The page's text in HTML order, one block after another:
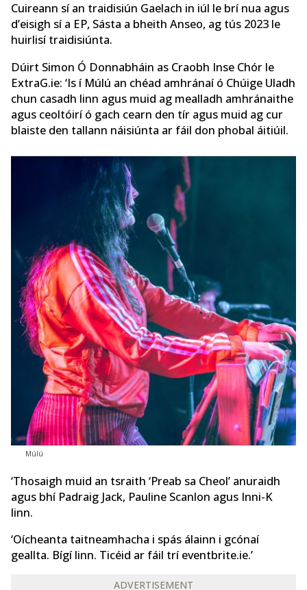
Cuireann sí an traidisiún Gaelach in iúl le brí nua agus
d’eisigh sí a EP, Sásta a bheith Anseo, ag tús 2023 le
huirlisí traidisiúnta.
Dúirt Simon Ó Donnabháin as Craobh Inse Chór le
ExtraG.ie: ‘Is í Múlú an chéad amhránaí ó Chúige Uladh
chun casadh linn agus muid ag mealladh amhránaithe
agus ceoltóirí ó gach cearn den tír agus muid ag cur
blaiste den tallann náisiúnta ar fáil don phobal áitiúil.
Múlú
‘Thosaigh muid an tsraith ‘Preab sa Cheol’ anuraidh
agus bhí Padraig Jack, Pauline Scanlon agus Inni-K
linn.
‘Oícheanta taitneamhacha i spás álainn i gcónaí
geallta. Bígí linn. Ticéid ar fáil trí eventbrite.ie.’
ADVERTISEMENT